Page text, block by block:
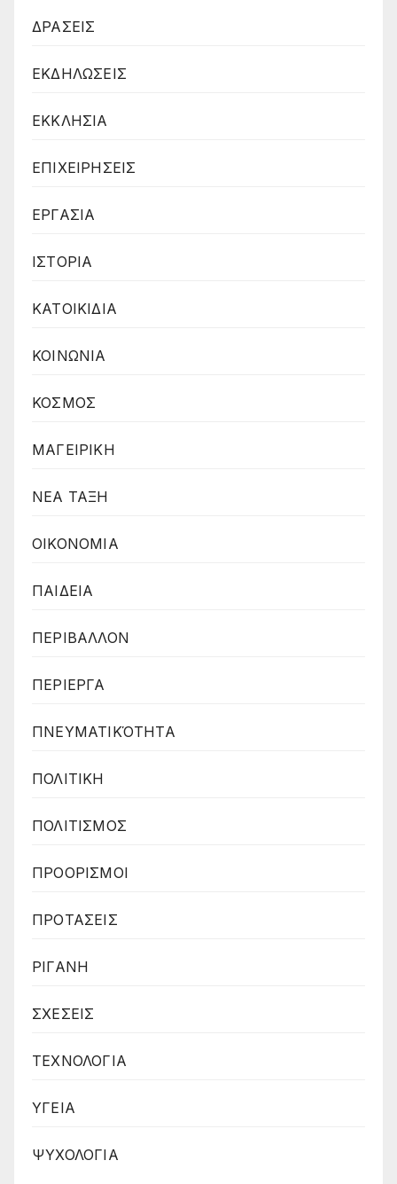
ΔΡΑΣΕΙΣ
ΕΚΔΗΛΩΣΕΙΣ
ΕΚΚΛΗΣΙΑ
ΕΠΙΧΕΙΡΗΣΕΙΣ
ΕΡΓΑΣΙΑ
ΙΣΤΟΡΙΑ
ΚΑΤΟΙΚΙΔΙΑ
ΚΟΙΝΩΝΙΑ
ΚΟΣΜΟΣ
ΜΑΓΕΙΡΙΚΗ
ΝΕΑ ΤΑΞΗ
ΟΙΚΟΝΟΜΙΑ
ΠΑΙΔΕΙΑ
ΠΕΡΙΒΑΛΛΟΝ
ΠΕΡΙΕΡΓΑ
ΠΝΕΥΜΑΤΙΚΌΤΗΤΑ
ΠΟΛΙΤΙΚΗ
ΠΟΛΙΤΙΣΜΟΣ
ΠΡΟΟΡΙΣΜΟΙ
ΠΡΟΤΑΣΕΙΣ
ΡΙΓΑΝΗ
ΣΧΕΣΕΙΣ
ΤΕΧΝΟΛΟΓΙΑ
ΥΓΕΙΑ
ΨΥΧΟΛΟΓΙΑ